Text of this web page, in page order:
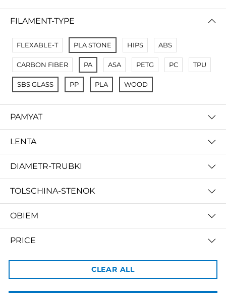
CREOZONE PP Полипропиленовая нить для 3D-принтера
300 000 so'm
CREOZONE PLA - 3D пластик филамент для 3д принтера. Наивысшего качества
FILAMENT-TYPE
FLEXABLE-T PLA STONE HIPS ABS
CARBON FIBER PA ASA PETG PC TPU
SBS GLASS PP PLA WOOD
PAMYAT
LENTA
DIAMETR-TRUBKI
TOLSCHINA-STENOK
OBIEM
PRICE
CLEAR ALL
Для звонков +998909955267
Электронная почта: